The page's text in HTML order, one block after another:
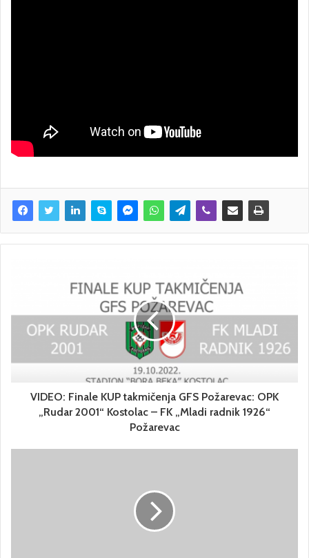
VIDEO: Finale KUP takmičenja GFS Požarevac: OPK
„Rudar 2001“ Kostolac – FK „Mladi radnik 1926“
Požarevac